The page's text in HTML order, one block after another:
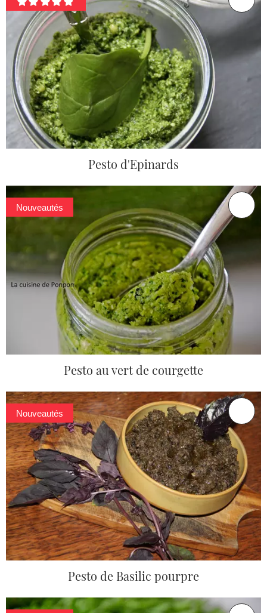
Pesto d'Epinards
Nouveautés
Pesto au vert de courgette
Nouveautés
Pesto de Basilic pourpre